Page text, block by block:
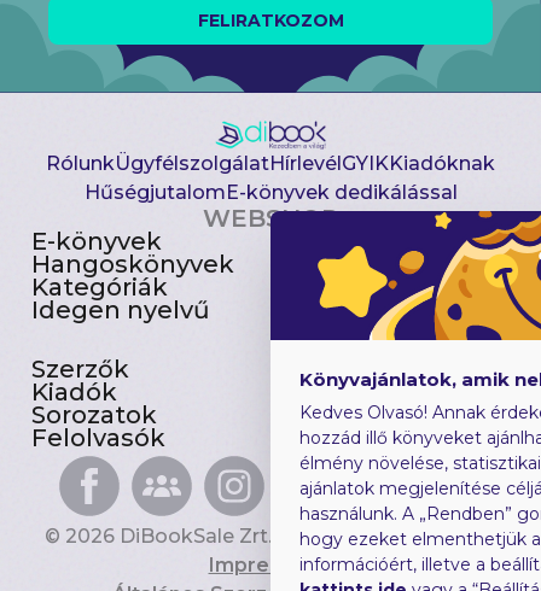
FELIRATKOZOM
RólunkÜgyfélszolgálatHírlevélGYIKKiadóknak
HűségjutalomE-könyvek dedikálással
WEBSHOP
E-könyvek
Hangoskönyvek
Kategóriák
Idegen nyelvű
Csomagajánlatok
Akciósak
Előjegyezhetők
Újdonságok
Szerzők
Kiadók
Sorozatok
Felolvasók
Gyerekkönyvek
Heti toplista
Ajándékutalvány
Blog
© 2026 DiBookSale Zrt. Minden jog fenntartva.
Impresszum
Könyvajánlatok, amik
Kedves Olvasó! Annak
hozzád illő könyveket
élmény növelése,
ajánlatok megjelenítése
használunk. A „Rendben”
hogy ezeket elmenthetjük
információért, illetve a